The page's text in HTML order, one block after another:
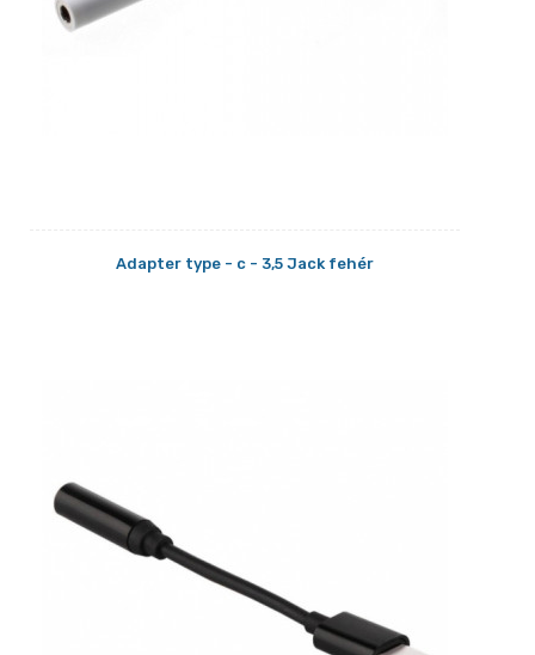
Adapter type - c - 3,5 Jack fehér